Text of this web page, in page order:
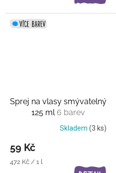
Sprej na vlasy smývatelný
125 ml 6 barev
Skladem (3 ks)
59 Kč
Měrná
472 Kč / 1 l